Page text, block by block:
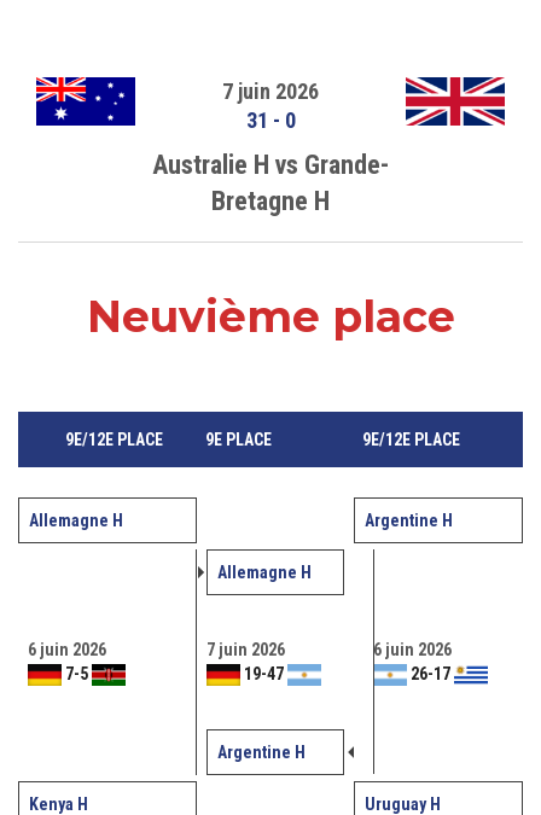
7 juin 2026
31 - 0
Australie H vs Grande-
Bretagne H
Neuvième place
9E/12E PLACE 9E PLACE 9E/12E PLACE
Allemagne H Argentine H
6 juin 2026
7-5
Allemagne H
6 juin 2026
26-17
7 juin 2026
19-47
Argentine H
Kenya H Uruguay H